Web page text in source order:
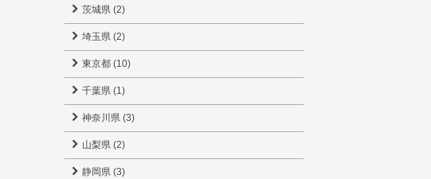
茨城県 (2)
埼玉県 (2)
東京都 (10)
千葉県 (1)
神奈川県 (3)
山梨県 (2)
静岡県 (3)